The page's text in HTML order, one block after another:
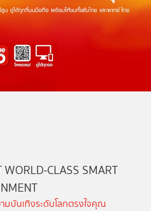
WORLD-CLASS SMART
มบันเทิงระดับโลกตรงใจคุณ